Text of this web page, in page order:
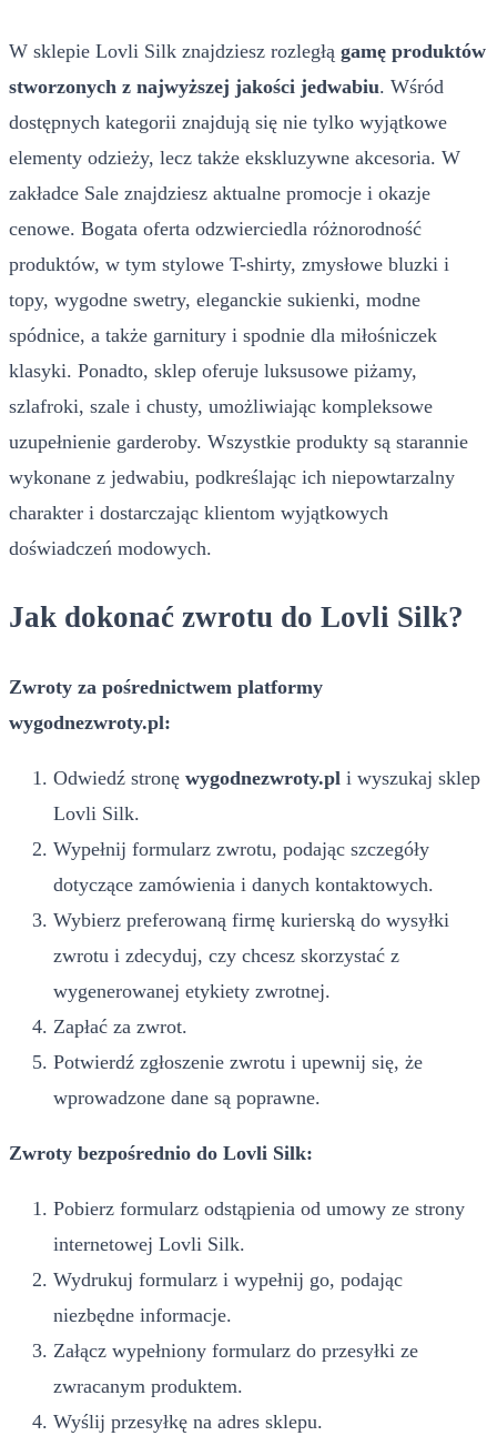
W sklepie Lovli Silk znajdziesz rozległą gamę produktów
stworzonych z najwyższej jakości jedwabiu. Wśród
dostępnych kategorii znajdują się nie tylko wyjątkowe
elementy odzieży, lecz także ekskluzywne akcesoria. W
zakładce Sale znajdziesz aktualne promocje i okazje
cenowe. Bogata oferta odzwierciedla różnorodność
produktów, w tym stylowe T-shirty, zmysłowe bluzki i
topy, wygodne swetry, eleganckie sukienki, modne
spódnice, a także garnitury i spodnie dla miłośniczek
klasyki. Ponadto, sklep oferuje luksusowe piżamy,
szlafroki, szale i chusty, umożliwiając kompleksowe
uzupełnienie garderoby. Wszystkie produkty są starannie
wykonane z jedwabiu, podkreślając ich niepowtarzalny
charakter i dostarczając klientom wyjątkowych
doświadczeń modowych.
Jak dokonać zwrotu do Lovli Silk?
Zwroty za pośrednictwem platformy
wygodnezwroty.pl:
Odwiedź stronę wygodnezwroty.pl i wyszukaj sklep
Lovli Silk.
Wypełnij formularz zwrotu, podając szczegóły
dotyczące zamówienia i danych kontaktowych.
Wybierz preferowaną firmę kurierską do wysyłki
zwrotu i zdecyduj, czy chcesz skorzystać z
wygenerowanej etykiety zwrotnej.
Zapłać za zwrot.
Potwierdź zgłoszenie zwrotu i upewnij się, że
wprowadzone dane są poprawne.
Zwroty bezpośrednio do Lovli Silk:
Pobierz formularz odstąpienia od umowy ze strony
internetowej Lovli Silk.
Wydrukuj formularz i wypełnij go, podając
niezbędne informacje.
Załącz wypełniony formularz do przesyłki ze
zwracanym produktem.
Wyślij przesyłkę na adres sklepu.